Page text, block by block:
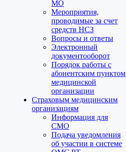
МО
Мероприятия,
проводимые за счет
средств НСЗ
Вопросы и ответы
Электронный
документооборот
Порядок работы с
абонентским пунктом
медицинской
организации
Страховым медицинским
организациям
Информация для
СМО
Подача уведомления
об участии в системе